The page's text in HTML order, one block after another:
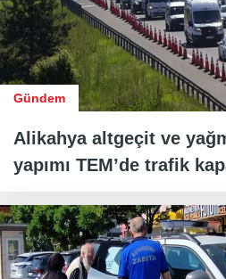
Gündem
Alikahya altgeçit ve
yapımı TEM’de trafik